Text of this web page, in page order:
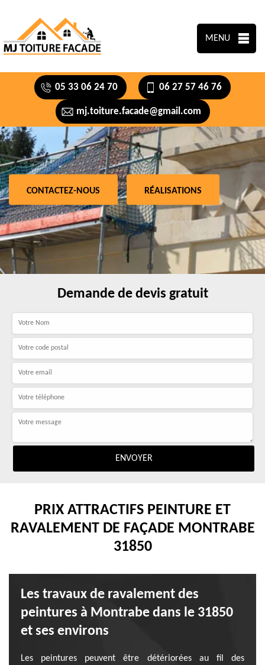
MENU
05 33 06 24 70 06 27 57 46 76
mj.toiture.facade@gmail.com
CONTACTEZ-NOUS RÉALISATIONS
Demande de devis gratuit
PRIX ATTRACTIFS PEINTURE ET
RAVALEMENT DE FAÇADE MONTRABE
31850
Les travaux de ravalement des
peintures à Montrabe dans le 31850
et ses environs
Les peintures peuvent être détériorées au fil des